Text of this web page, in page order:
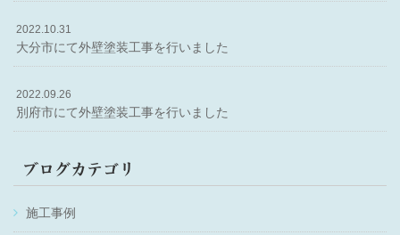
2022.10.31
大分市にて外壁塗装工事を行いました
2022.09.26
別府市にて外壁塗装工事を行いました
ブログカテゴリ
施工事例